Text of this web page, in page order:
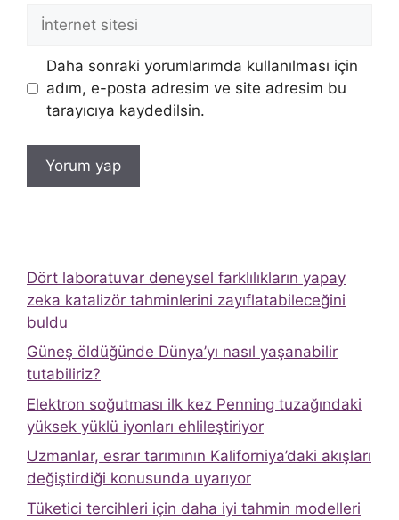
İnternet
Daha sonraki yorumlarımda kullanılması için
adım, e-posta adresim ve site adresim bu
tarayıcıya kaydedilsin.
Dört laboratuvar deneysel farklılıkların yapay
zeka katalizör tahminlerini zayıflatabileceğini
buldu
Güneş öldüğünde Dünya’yı nasıl yaşanabilir
tutabiliriz?
Elektron soğutması ilk kez Penning tuzağındaki
yüksek yüklü iyonları ehlileştiriyor
Uzmanlar, esrar tarımının Kaliforniya’daki akışları
değiştirdiği konusunda uyarıyor
Tüketici tercihleri ​​için daha iyi tahmin modelleri